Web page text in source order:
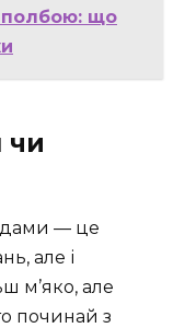
полбою: що
чи
— це
але і
м’яко, але
починай з